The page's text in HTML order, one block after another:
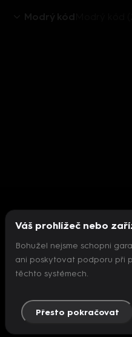
Modrý kód
Nepodařilo se
Váš prohlížeč nebo
Bohužel nejsme schopni
ani poskytovat podporu při
těchto systémech.
Přesto pokračovat